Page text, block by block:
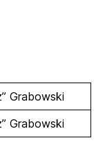
Grabowski
Grabowski